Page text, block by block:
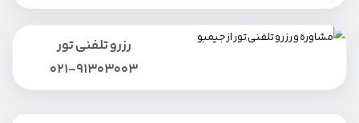
رزرو تلفنی تور
021-91303003